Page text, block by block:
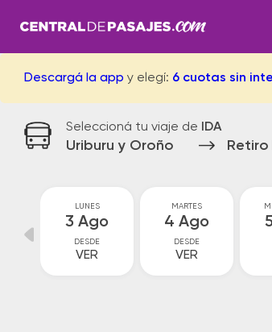
Descargá la app y elegí: 6 cuotas sin
Seleccioná tu viaje de IDA
Uriburu y Oroño Retiro
LUNES
3 Ago
DESDE
VER
MARTES
4 Ago
DESDE
VER